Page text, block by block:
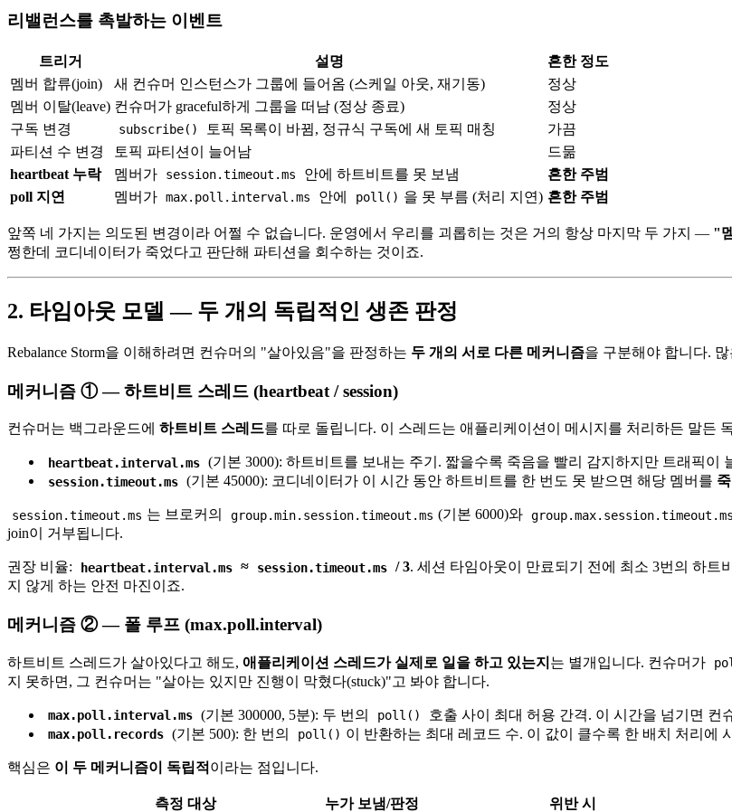
리밸런스를 촉발하는 이벤트
트리거 설명
흔한 정도
멤버 합류(join)
새 컨슈머 인스턴스가 그룹에 들어옴 (스케일 아웃, 재기동)
정상
멤버 이탈(leave) 컨슈머가 graceful하게 그룹을 떠남 (정상 종료)
정상
구독 변경
subscribe() 토픽 목록이 바뀜, 정규식 구독에 새 토픽 매칭
가끔
파티션 수 변경
토픽 파티션이 늘어남
드묾
heartbeat 누락
멤버가 session.timeout.ms 안에 하트비트를 못 보냄
흔한 주범
poll 지연
멤버가 max.poll.interval.ms 안에 poll() 을 못 부름 (처리 지연) 흔한 주범
앞쪽 네 가지는 의도된 변경이라 어쩔 수 없습니다. 운영에서 우리를 괴롭히는 것은 거의 항상 마지막 두 가지 — "
쩡한데 코디네이터가 죽었다고 판단해 파티션을 회수하는 것이죠.
2. 타임아웃 모델 — 두 개의 독립적인 생존 판정
Rebalance Storm을 이해하려면 컨슈머의 "살아있음"을 판정하는 두 개의 서로 다른 메커니즘을 구분해야 합니다.
메커니즘 ① — 하트비트 스레드 (heartbeat / session)
컨슈머는 백그라운드에 하트비트 스레드를 따로 돌립니다. 이 스레드는 애플리케이션이 메시지를 처리하든 말든
heartbeat.interval.ms (기본 3000): 하트비트를 보내는 주기. 짧을수록 죽음을 빨리 감지하지만 트래픽이
session.timeout.ms (기본 45000): 코디네이터가 이 시간 동안 하트비트를 한 번도 못 받으면 해당 멤버를
session.timeout.ms 는 브로커의 group.min.session.timeout.ms (기본 6000)와 group.max.session.timeout.ms
join이 거부됩니다.
권장 비율: heartbeat.interval.ms ≈ session.timeout.ms / 3. 세션 타임아웃이 만료되기 전에 최소 3번의 하트
지 않게 하는 안전 마진이죠.
메커니즘 ② — 폴 루프 (max.poll.interval)
하트비트 스레드가 살아있다고 해도, 애플리케이션 스레드가 실제로 일을 하고 있는지 는 별개입니다. 컨슈머가
지 못하면, 그 컨슈머는 "살아는 있지만 진행이 막혔다(stuck)"고 봐야 합니다.
max.poll.interval.ms (기본 300000, 5분): 두 번의 poll() 호출 사이 최대 허용 간격. 이 시간을 넘기면 컨
max.poll.records (기본 500): 한 번의 poll() 이 반환하는 최대 레코드 수. 이 값이 클수록 한 배치 처리에
핵심은 이 두 메커니즘이 독립적 이라는 점입니다.
측정 대상 누가 보냄/판정
위반 시